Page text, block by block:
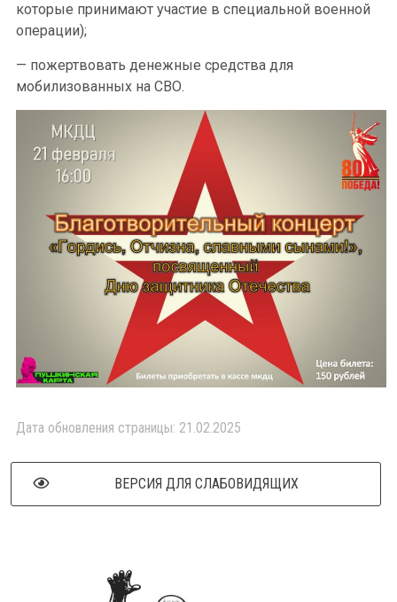
которые принимают участие в специальной военной
операции);
— пожертвовать денежные средства для
мобилизованных на СВО.
Дата обновления страницы: 21.02.2025
ВЕРСИЯ ДЛЯ СЛАБОВИДЯЩИХ